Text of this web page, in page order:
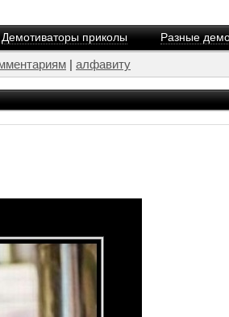
Демотиваторы приколы Разные
| алфавиту